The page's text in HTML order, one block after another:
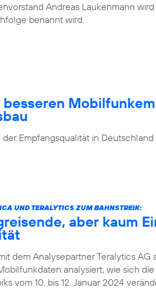
Andreas Laukenmann
benannt wird.
Empfangsqualität in
UND TERALYTICS ZUM BAHNSTREIK:
aber kaum
dem Analysepartner Teralytics AG
analysiert, wie sich
vom 10. bis 12. Januar 2024